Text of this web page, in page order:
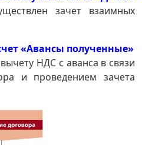
зачет взаимных
«Авансы полученные»
НДС с аванса в связи
и проведением зачета